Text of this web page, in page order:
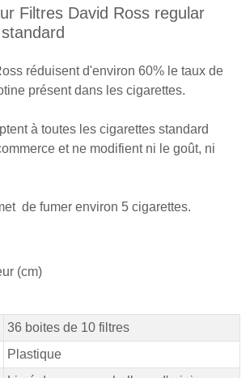
Filtres David Ross regular
réduisent d'environ 60% le taux de
présent dans les cigarettes.
à toutes les cigarettes standard
et ne modifient ni le goût, ni
de fumer environ 5 cigarettes.
(cm)
36 boites de 10 filtres
Plastique